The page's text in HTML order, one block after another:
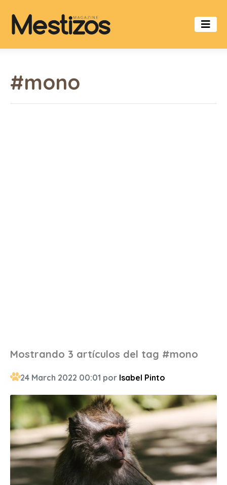
#mono
Mostrando 3 artículos del tag #mono
24 March 2022 00:01 por Isabel Pinto